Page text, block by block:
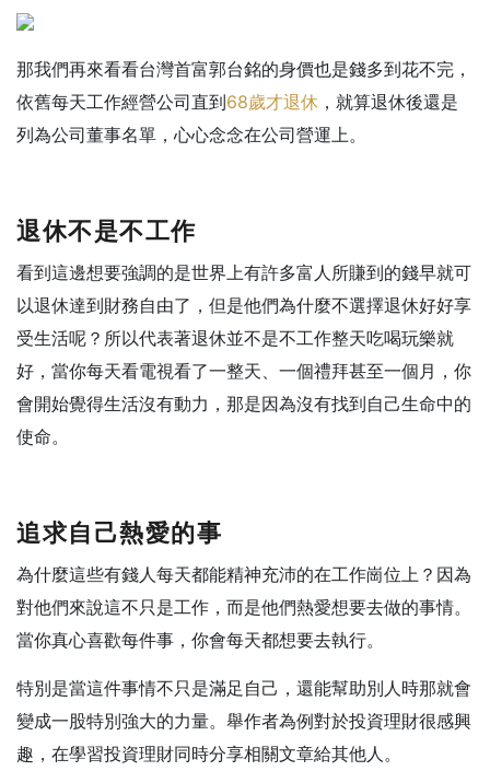
那我們再來看看台灣首富郭台銘的身價也是錢多到花不完，
依舊每天工作經營公司直到68歲才退休 ，就算退休後還是
列為公司董事名單，心心念念在公司營運上。
退休不是不工作
看到這邊想要強調的是世界上有許多富人所賺到的錢早就可
以退休達到財務自由了，但是他們為什麼不選擇退休好好享
受生活呢？ 所以代表著退休並不是不工作整天吃喝玩樂就
好，當你每天看電視看了一整天、一個禮拜甚至一個月，你
會開始覺得生活沒有動力，那是因為沒有找到自己生命中的
使命。
追求自己熱愛的事
為什麼這些有錢人每天都能精神充沛的在工作崗位上？因為
對他們來說這不只是工作，而是他們熱愛想要去做的事情。
當你真心喜歡每件事，你會每天都想要去執行。
特別是當這件事情不只是滿足自己，還能幫助別人時那就會
變成一股特別強大的力量。舉作者為例對於投資理財很感興
趣，在學習投資理財同時分享相關文章給其他人。